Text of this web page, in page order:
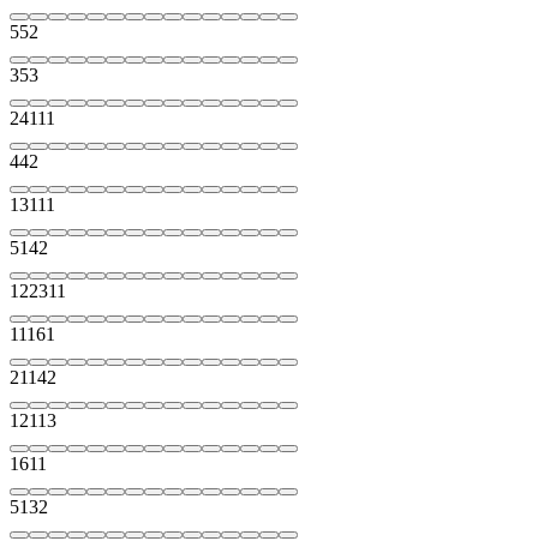
552
353
24111
442
13111
5142
1 22311
11161
21142
1 2113
1611
5132